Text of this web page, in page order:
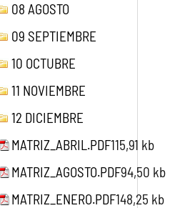
08 AGOSTO
09 SEPTIEMBRE
10 OCTUBRE
11 NOVIEMBRE
12 DICIEMBRE
MATRIZ_ABRIL.PDF115,91 kb
MATRIZ_AGOSTO.PDF94,50 kb
MATRIZ_ENERO.PDF148,25 kb